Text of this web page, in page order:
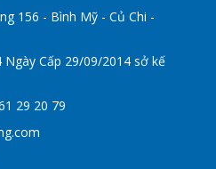
156 - Bình Mỹ - Củ Chi -
Ngày Cấp 29/09/2014 sở kế
29 20 79